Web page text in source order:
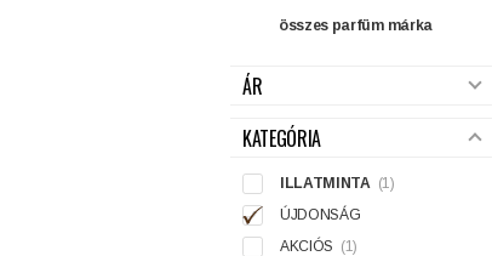
összes parfüm márka
ÁR
KATEGÓRIA
ILLATMINTA (1)
ÚJDONSÁG
AKCIÓS (1)